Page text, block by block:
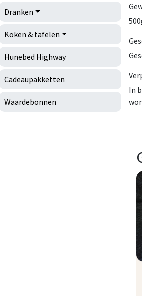
Dranken
Koken & tafelen
Hunebed Highway
Cadeaupakketten
Waardebonnen
In